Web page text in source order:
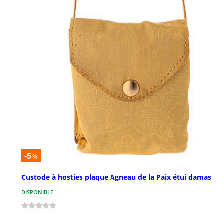
-5%
Custode à hosties plaque Agneau de la Paix étui damas
DISPONIBLE